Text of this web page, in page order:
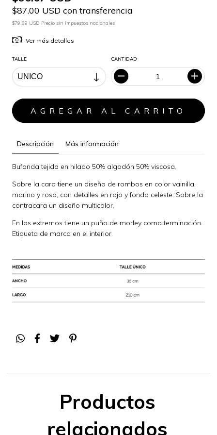
$87.00 USD con transferencia
$79.89 USD Precio sin impuestos nacionales
Ver más detalles
TALLE CANTIDAD
Descripción Más información
Bufanda tejida en hilado 50% algodón 50% viscosa.
Sobre la cara tiene un diseño de rombos en color vainilla,
marino y rosa, con detalles en rojo y fondo celeste. Sobre la
contracara un diseño multicolor.
En los extremos tiene un puño de morley como terminación.
Etiqueta de marca en el interior.
Productos
relacionados